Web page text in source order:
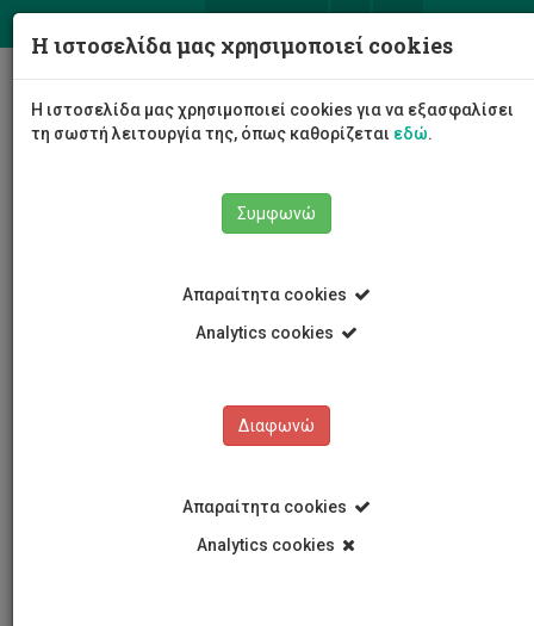
Η ιστοσελίδα μας χρησιμοποιεί cookies
Η ιστοσελίδα μας χρησιμοποιεί cookies για να εξασφαλίσει
τη σωστή λειτουργία της, όπως καθορίζεται εδώ.
Συμφωνώ
Απαραίτητα cookies
Analytics cookies
Διαφωνώ
Απαραίτητα cookies
Analytics cookies